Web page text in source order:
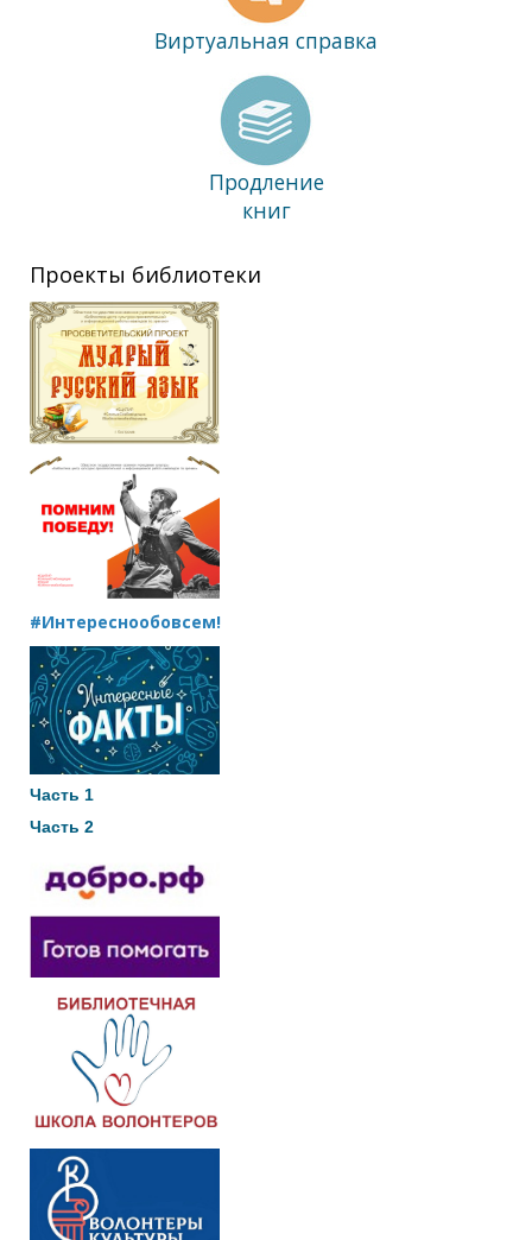
Виртуальная справка
Продление
книг
Проекты библиотеки
#Интереснообовсем!
Часть 1
Часть 2